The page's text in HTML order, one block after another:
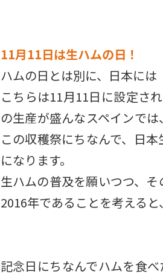
11月11日は生ハムの日！
ハムの日とは別に、日本には
こちらは11月11日に設定さ
の生産が盛んなスペインで
この収穫祭にちなんで、日
になります。
生ハムの普及を願いつつ、
2016年であることを考える
記念日にちなんでハムを食